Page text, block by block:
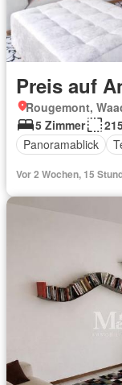
Preis auf
Rougemont,
5 Zimmer
Panoramablick
Vor 2 Wochen, 15